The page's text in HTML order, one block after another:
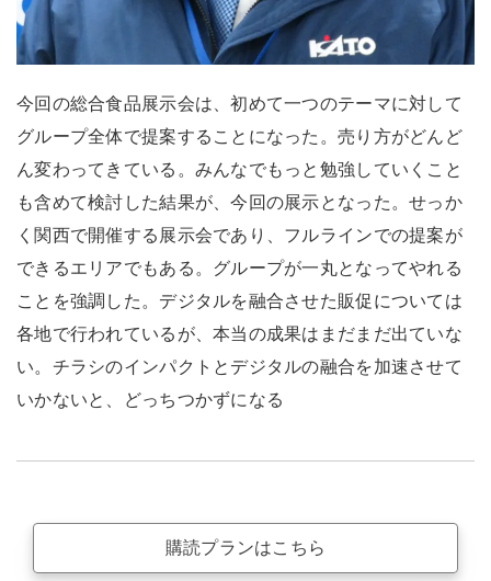
今回の総合食品展示会は、初めて一つのテーマに対して
グループ全体で提案することになった。売り方がどんど
ん変わってきている。みんなでもっと勉強していくこと
も含めて検討した結果が、今回の展示となった。せっか
く関西で開催する展示会であり、フルラインでの提案が
できるエリアでもある。グループが一丸となってやれる
ことを強調した。デジタルを融合させた販促については
各地で行われているが、本当の成果はまだまだ出ていな
い。チラシのインパクトとデジタルの融合を加速させて
いかないと、どっちつかずになる
購読プランはこちら